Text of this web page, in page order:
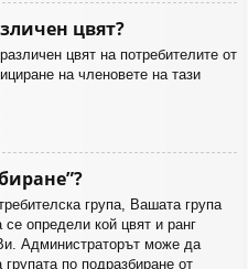
цвят?
цвят на потребителите от
на членовете на тази
група, Вашата група
определи кой цвят и ранг
Администраторът може да
по подразбиране от